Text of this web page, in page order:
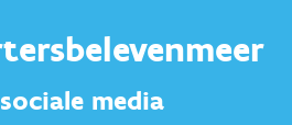
media